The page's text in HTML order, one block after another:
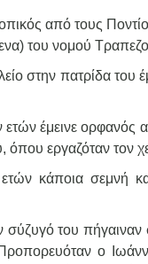
από τους
του νομού
στην πατρίδα του
έμεινε ορφανός
εργαζόταν τον
κάποια σεμνή
σύζυγό του
ο